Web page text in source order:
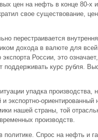
цен на нефть в конце 80-х
свое существование,
перестраивается
дохода в валюте для
России, это
поддерживать курс рубля.
упадка производства,
экспортно-
нашей страны, той
производств.
политике. Спрос на нефть и